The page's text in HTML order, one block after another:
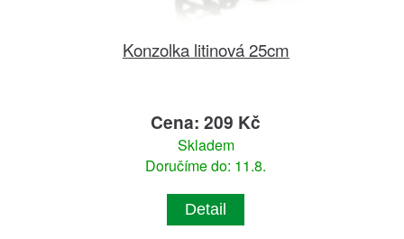
Konzolka litinová 25cm
Cena: 209 Kč
Skladem
Doručíme do: 11.8.
Detail